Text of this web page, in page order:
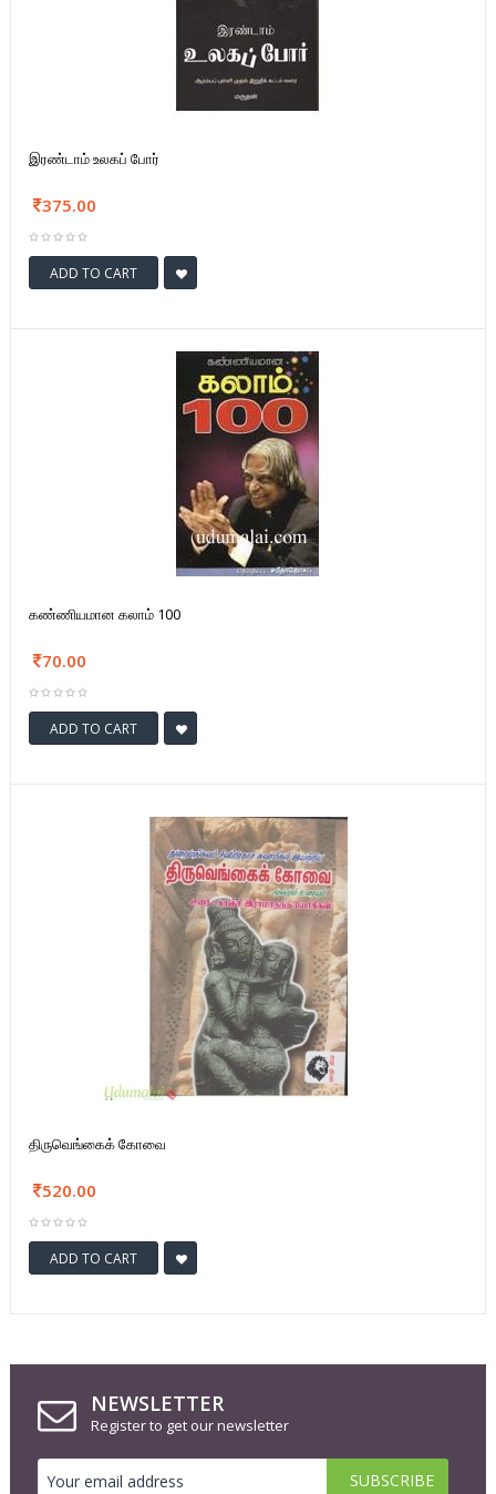
இரண்டாம் உலகப் போர்
375.00
ADD TO CART
கண்ணியமான கலாம் 100
70.00
ADD TO CART
திருவெங்கைக் கோவை
520.00
ADD TO CART
NEWSLETTER
Register to get our newsletter